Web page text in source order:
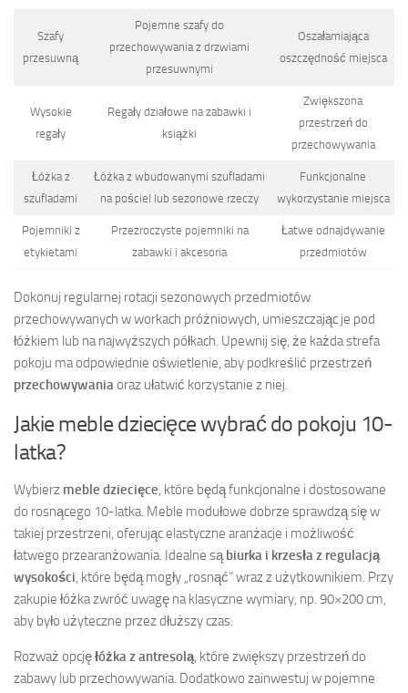
Szafy
przesuwną
Pojemne szafy do
przechowywania z drzwiami
przesuwnymi
Oszałamiająca
oszczędność miejsca
Wysokie
regały
Regały działowe na zabawki i
książki
Zwiększona
przestrzeń do
przechowywania
Łóżka z
szufladami
Łóżka z wbudowanymi szufladami
na pościel lub sezonowe rzeczy
Funkcjonalne
wykorzystanie miejsca
Pojemniki z
etykietami
Przezroczyste pojemniki na
zabawki i akcesoria
Łatwe odnajdywanie
przedmiotów
Dokonuj regularnej rotacji sezonowych przedmiotów
przechowywanych w workach próżniowych, umieszczając je pod
łóżkiem lub na najwyższych półkach. Upewnij się, że każda strefa
pokoju ma odpowiednie oświetlenie, aby podkreślić przestrzeń
przechowywaniaoraz ułatwić korzystanie z niej.
Jakie meble dziecięce wybrać do pokoju 10-
latka?
Wybierz meble dziecięce, które będą funkcjonalne i dostosowane
do rosnącego 10-latka. Meble modułowe dobrze sprawdzą się w
takiej przestrzeni, oferując elastyczne aranżacje i możliwość
łatwego przearanżowania. Idealne sąbiurka i krzesła z regulacją
wysokości, które będą mogły „rosnąć” wraz z użytkownikiem. Przy
zakupie łóżka zwróć uwagę na klasyczne wymiary, np. 90×200 cm,
aby było użyteczne przez dłuższy czas.
Rozważ opcjęłóżka z antresolą, które zwiększy przestrzeń do
zabawy lub przechowywania. Dodatkowo zainwestuj w pojemne